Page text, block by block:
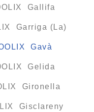
Gallifa
Garriga (La)
Gavà
Gelida
Gironella
Gisclareny